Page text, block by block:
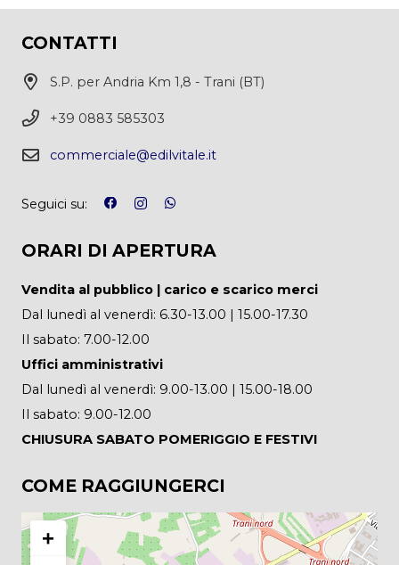
should
be
blank
CONTATTI
S.P. per Andria Km 1,8 - Trani (BT)
+39 0883 585303
commerciale@edilvitale.it
Seguici su:
ORARI DI APERTURA
Vendita al pubblico | carico e scarico merci
Dal lunedì al venerdì: 6.30-13.00 | 15.00-17.30
Il sabato: 7.00-12.00
Uffici amministrativi
Dal lunedì al venerdì: 9.00-13.00 | 15.00-18.00
Il sabato: 9.00-12.00
CHIUSURA SABATO POMERIGGIO E FESTIVI
COME RAGGIUNGERCI
+